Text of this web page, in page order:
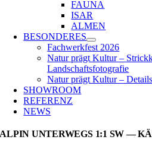
FAUNA
ISAR
ALMEN
BESONDERES
Fachwerkfest 2026
Natur prägt Kultur –
Landschaftsfotografie
Natur prägt Kultur – Details
SHOWROOM
REFERENZ
NEWS
ALPIN UNTERWEGS 1:1 SW —